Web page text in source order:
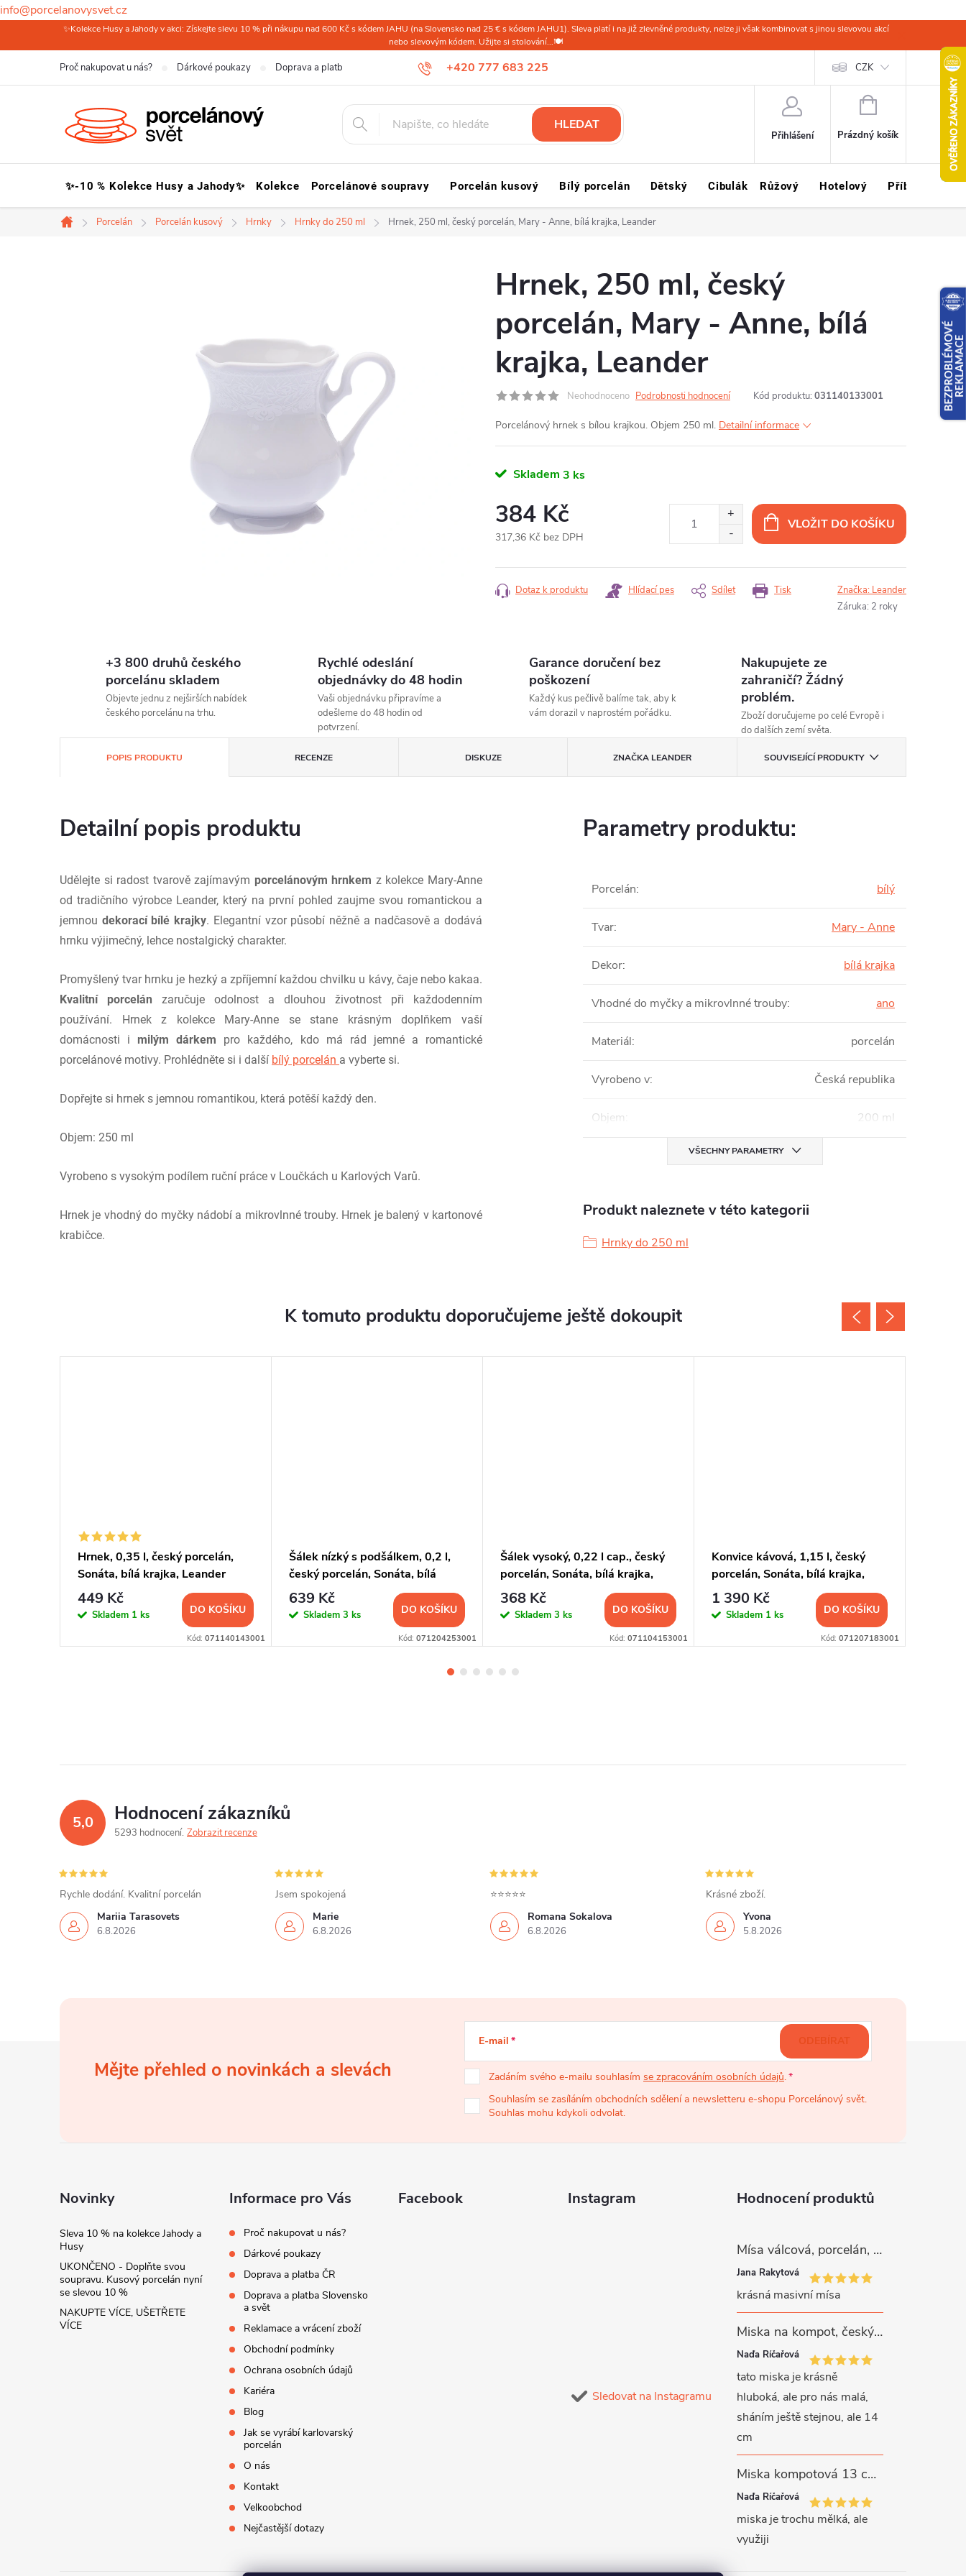
info@porcelanovysvet.cz
na
✨Kolekce Husy a Jahody v akci: Získejte slevu 10 % při nákupu nad 600 Kč s kódem JAHU (na Slovensko nad 25 € s kódem JAHU1). Sleva platí i na již zlevněné produkty, nelze ji však kombinovat s jinou slevovou akcí
nebo slevovým kódem. Užijte si stolování...🍽️
+420 777 683 225
Proč nakupovat u nás? Dárkové poukazy Doprava a platba ČR Doprava a platba Slovensko a svět Ochrana osobních údajů Kariéra
CZK
HLEDAT
Přihlášení
NÁKUPNÍ
Prázdný košík
✨-10 % Kolekce Husy a Jahody✨ Kolekce Porcelánové soupravy Porcelán kusový Bílý porcelán Dětský Cibulák Růžový Hotelový Příbory Sklo
Domů
Porcelán Porcelán kusový Hrnky Hrnky do 250 ml Hrnek, 250 ml, český porcelán, Mary - Anne, bílá krajka, Leander
Hrnek, 250 ml, český
porcelán, Mary - Anne, bílá
krajka, Leander
Neohodnoceno Podrobnosti hodnocení Kód produktu: 031140133001
Porcelánový hrnek s bílou krajkou. Objem 250 ml. Detailní informace
Skladem 3 ks
384 Kč
317,36 Kč bez DPH
cena:
VLOŽIT DO KOŠÍKU
Tisk
Dotaz k produktu Hlídací pes Sdílet Značka: Leander
Záruka: 2 roky
+3 800 druhů českého
porcelánu skladem
Objevte jednu z nejširších nabídek
českého porcelánu na trhu.
Rychlé odeslání
objednávky do 48 hodin
Vaši objednávku připravíme a
odešleme do 48 hodin od
potvrzení.
Garance doručení bez
poškození
Každý kus pečlivě balíme tak, aby k
vám dorazil v naprostém pořádku.
Nakupujete ze
zahraničí? Žádný
problém.
Zboží doručujeme po celé Evropě i
do dalších zemí světa.
POPIS PRODUKTU RECENZE DISKUZE ZNAČKALEANDER SOUVISEJÍCÍ PRODUKTY
Detailní popis produktu
Udělejte si radost tvarově zajímavým porcelánovým hrnkem z kolekce Mary-Anne
od tradičního výrobce Leander, který na první pohled zaujme svou romantickou a
jemnou dekorací bílé krajky. Elegantní vzor působí něžně a nadčasově a dodává
hrnku výjimečný, lehce nostalgický charakter.
Promyšlený tvar hrnku je hezký a zpříjemní každou chvilku u kávy, čaje nebo kakaa.
Kvalitní porcelán zaručuje odolnost a dlouhou životnost při každodenním
používání. Hrnek z kolekce Mary-Anne se stane krásným doplňkem vaší
domácnosti i milým dárkem pro každého, kdo má rád jemné a romantické
porcelánové motivy. Prohlédněte si i další bílý porcelán a vyberte si.
Dopřejte si hrnek s jemnou romantikou, která potěší každý den.
Objem: 250 ml
Vyrobeno s vysokým podílem ruční práce v Loučkách u Karlových Varů.
Hrnek je vhodný do myčky nádobí a mikrovlnné trouby. Hrnek je balený v kartonové
krabičce.
Parametry produktu:
Porcelán: bílý
Tvar: Mary - Anne
Dekor: bílá krajka
Vhodné do myčky a mikrovlnné trouby: ano
Materiál: porcelán
Vyrobeno v: Česká republika
Objem: 200 ml
VŠECHNY PARAMETRY
Produkt naleznete v této kategorii
Hrnky do 250 ml
K tomuto produktu doporučujeme ještě dokoupit
Hrnek, 0,35 l, český porcelán,
Sonáta, bílá krajka, Leander
449 Kč
Skladem 1 ks DO KOŠÍKU
Kód: 071140143001
Šálek nízký s podšálkem, 0,2 l,
český porcelán, Sonáta, bílá
krajka, Leander
639 Kč
Skladem 3 ks DO KOŠÍKU
Kód: 071204253001
Šálek vysoký, 0,22 l cap., český
porcelán, Sonáta, bílá krajka,
Leander
368 Kč
Skladem 3 ks DO KOŠÍKU
Kód: 071104153001
Konvice kávová, 1,15 l, český
porcelán, Sonáta, bílá krajka,
Leander
1 390 Kč
Skladem 1 ks DO KOŠÍKU
Kód: 071207183001
5,0 Hodnocení zákazníků
5293 hodnocení Zobrazit recenze
Mariia Tarasovets
6.8.2026
Rychle dodání. Kvalitní porcelán
Marie
6.8.2026
Jsem spokojená
Romana Sokalova
6.8.2026
⭐⭐⭐⭐⭐
Yvona
5.8.2026
Krásné zboží.
Mějte přehled o novinkách a slevách
E-mail
Zadáním svého e-mailu souhlasím se zpracováním osobních údajů.
Souhlasím se zasíláním obchodních sdělení a newsletteru e-shopu Porcelánový svět.
Souhlas mohu kdykoli odvolat.
ODEBÍRAT
Novinky
Sleva 10 % na kolekce Jahody a
Husy
UKONČENO - Doplňte svou
soupravu. Kusový porcelán nyní
se slevou 10 %
NAKUPTE VÍCE, UŠETŘETE
VÍCE
Informace pro Vás
Proč nakupovat u nás?
Dárkové poukazy
Doprava a platba ČR
Doprava a platba Slovensko
a svět
Reklamace a vrácení zboží
Obchodní podmínky
Ochrana osobních údajů
Kariéra
Blog
Jak se vyrábí karlovarský
porcelán
O nás
Kontakt
Velkoobchod
Nejčastější dotazy
Facebook Instagram
Sledovat na Instagramu
Hodnocení produktů
Mísa válcová, porcelán, růžové kytičky, 26 cm, G. Benedikt
Jana Rakytová
krásná masivní mísa
Miska na kompot, český porcelán, Rona, 12,5 cm, bílý, G. Benedikt
Naďa Říčařová
tato miska je krásně
hluboká, ale pro nás malá,
sháním ještě stejnou, ale 14
cm
Miska kompotová 13 cm, bílý porcelán, Verona, G. Benedikt
Naďa Říčařová
miska je trochu mělká, ale
využiji